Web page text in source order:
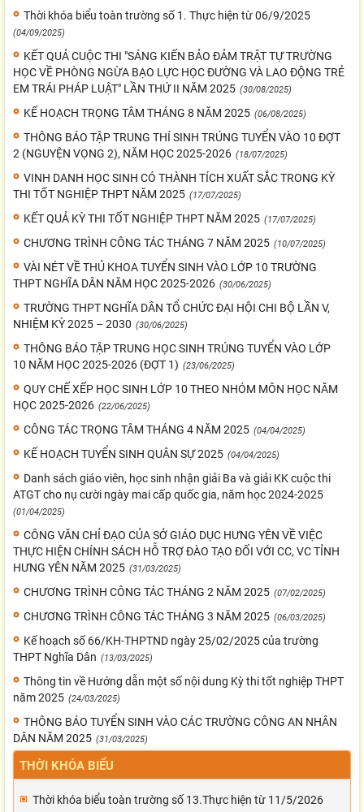
Thời khóa biểu toàn trường số 1. Thực hiện từ 06/9/2025
(04/09/2025)
KẾT QUẢ CUỘC THI "SÁNG KIẾN BẢO ĐẢM TRẬT TỰ TRƯỜNG
HỌC VỀ PHÒNG NGỪA BẠO LỰC HỌC ĐƯỜNG VÀ LAO ĐỘNG TRẺ
EM TRÁI PHÁP LUẬT" LẦN THỨ II NĂM 2025 (30/08/2025)
KẾ HOẠCH TRỌNG TÂM THÁNG 8 NĂM 2025 (06/08/2025)
THÔNG BÁO TẬP TRUNG THÍ SINH TRÚNG TUYỂN VÀO 10 ĐỢT
2 (NGUYỆN VỌNG 2), NĂM HỌC 2025-2026 (18/07/2025)
VINH DANH HỌC SINH CÓ THÀNH TÍCH XUẤT SẮC TRONG KỲ
THI TỐT NGHIỆP THPT NĂM 2025 (17/07/2025)
KẾT QUẢ KỲ THI TỐT NGHIỆP THPT NĂM 2025 (17/07/2025)
CHƯƠNG TRÌNH CÔNG TÁC THÁNG 7 NĂM 2025 (10/07/2025)
VÀI NÉT VỀ THỦ KHOA TUYỂN SINH VÀO LỚP 10 TRƯỜNG
THPT NGHĨA DÂN NĂM HỌC 2025-2026 (30/06/2025)
TRƯỜNG THPT NGHĨA DÂN TỔ CHỨC ĐẠI HỘI CHI BỘ LẦN V,
NHIỆM KỲ 2025 – 2030 (30/06/2025)
THÔNG BÁO TẬP TRUNG HỌC SINH TRÚNG TUYỂN VÀO LỚP
10 NĂM HỌC 2025-2026 (ĐỢT 1) (23/06/2025)
QUY CHẾ XẾP HỌC SINH LỚP 10 THEO NHÓM MÔN HỌC NĂM
HỌC 2025-2026 (22/06/2025)
CÔNG TÁC TRỌNG TÂM THÁNG 4 NĂM 2025 (04/04/2025)
KẾ HOẠCH TUYỂN SINH QUÂN SỰ 2025 (04/04/2025)
Danh sách giáo viên, học sinh nhận giải Ba và giải KK cuộc thi
ATGT cho nụ cười ngày mai cấp quốc gia, năm học 2024-2025
(01/04/2025)
CÔNG VĂN CHỈ ĐẠO CỦA SỞ GIÁO DỤC HƯNG YÊN VỀ VIỆC
THỰC HIỆN CHÍNH SÁCH HỖ TRỢ ĐÀO TẠO ĐỐI VỚI CC, VC TỈNH
HƯNG YÊN NĂM 2025 (31/03/2025)
CHƯƠNG TRÌNH CÔNG TÁC THÁNG 2 NĂM 2025 (07/02/2025)
CHƯƠNG TRÌNH CÔNG TÁC THÁNG 3 NĂM 2025 (06/03/2025)
Kế hoạch số 66/KH-THPTND ngày 25/02/2025 của trường
THPT Nghĩa Dân (13/03/2025)
Thông tin về Hướng dẫn một số nội dung Kỳ thi tốt nghiệp THPT
năm 2025 (24/03/2025)
THÔNG BÁO TUYỂN SINH VÀO CÁC TRƯỜNG CÔNG AN NHÂN
DÂN NĂM 2025 (31/03/2025)
THỜI KHÓA BIỂU
Thời khóa biểu toàn trường số 13.Thực hiện từ 11/5/2026